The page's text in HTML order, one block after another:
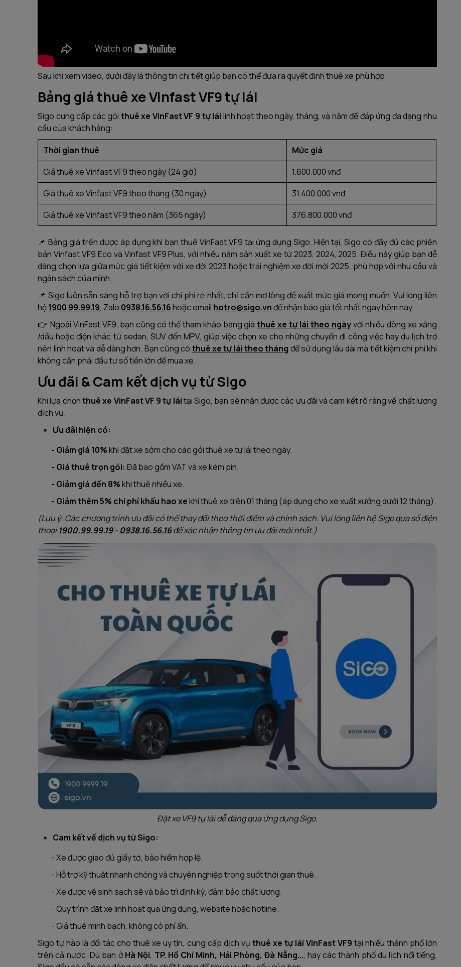
Sau khi xem video, dưới đây là thông tin chi tiết giúp bạn có thể đưa ra quyết định thuê xe phù hợp.
Bảng giá thuê xe Vinfast VF9 tự lái
Sigo cung cấp các gói thuê xe VinFast VF 9 tự lái linh hoạt theo ngày, tháng, và năm để đáp ứng đa dạng nhu
cầu của khách hàng:
Thời gian thuê
Mức giá
Giá thuê xe Vinfast VF9 theo ngày (24 giờ)
1.600.000 vnđ
Giá thuê xe Vinfast VF9 theo tháng (30 ngày)
31.400.000 vnđ
Giá thuê xe Vinfast VF9 theo năm (365 ngày)
376.800.000 vnđ
📌 Bảng giá trên được áp dụng khi bạn thuê VinFast VF9 tại ứng dụng Sigo. Hiện tại, Sigo có đầy đủ các phiên
bản Vinfast VF9 Eco và Vinfast VF9 Plus, với nhiều năm sản xuất xe từ 2023, 2024, 2025. Điều này giúp bạn dễ
dàng chọn lựa giữa mức giá tiết kiệm với xe đời 2023 hoặc trải nghiệm xe đời mới 2025, phù hợp với nhu cầu và
ngân sách của mình.
📌 Sigo luôn sẵn sàng hỗ trợ bạn với chi phí rẻ nhất, chỉ cần mở lòng đề xuất mức giá mong muốn. Vui lòng liên
hệ1900 99.99.19, Zalo 0938.16.56.16hoặc email hotro@sigo.vnđể nhận báo giá tốt nhất ngay hôm nay.
👉 Ngoài VinFast VF9, bạn cũng có thể tham khảo bảng giáthuê xe tự lái theo ngàyvới nhiều dòng xe xăng
/dầu hoặc điện khác từ sedan, SUV đến MPV, giúp việc chọn xe cho những chuyến đi công việc hay du lịch trở
nên linh hoạt và dễ dàng hơn. Bạn cũng có thuê xe tự lái theo tháng để sử dụng lâu dài mà tiết kiệm chi phí khi
không cần phải đầu tư số tiền lớn để mua xe.
Ưu đãi & Cam kết dịch vụ từ Sigo
Khi lựa chọnthuê xe VinFast VF 9 tự láitại Sigo, bạn sẽ nhận được các ưu đãi và cam kết rõ ràng về chất lượng
dịch vụ.
Ưu đãi hiện có:
- Giảm giá 10%khi đặt xe sớm cho các gói thuê xe tự lái theo ngày.
- Giá thuê trọn gói: Đã bao gồm VAT và xe kèm pin.
- Giảm giá đến 8%khi thuê nhiều xe.
- Giảm thêm 5% chi phí khấu hao xekhi thuê xe trên 01 tháng (áp dụng cho xe xuất xưởng dưới 12 tháng).
(Lưu ý: Các chương trình ưu đãi có thể thay đổi theo thời điểm và chính sách. Vui lòng liên hệ Sigo qua số điện
thoại 1900.99.99.19- 0938.16.56.16để xác nhận thông tin ưu đãi mới nhất.)
Đặt xe VF9 tự lái dễ dàng qua ứng dụng Sigo.
Cam kết về dịch vụ từ Sigo:
- Xe được giao đủ giấy tờ, bảo hiểm hợp lệ.
- Hỗ trợ kỹ thuật nhanh chóng và chuyên nghiệp trong suốt thời gian thuê.
- Xe được vệ sinh sạch sẽ và bảo trì định kỳ, đảm bảo chất lượng.
- Quy trình đặt xe linh hoạt qua ứng dụng, website hoặc hotline.
- Giá thuê minh bạch, không có phí ẩn.
Sigo tự hào là đối tác cho thuê xe uy tín, cung cấp dịch vụ thuê xe tự lái VinFast VF9 tại nhiều thành phố lớn
trên cả nước. Dù bạn ở Hà Nội, TP. Hồ Chí Minh, Hải Phòng, Đà Nẵng..., hay các thành phố du lịch nổi tiếng,